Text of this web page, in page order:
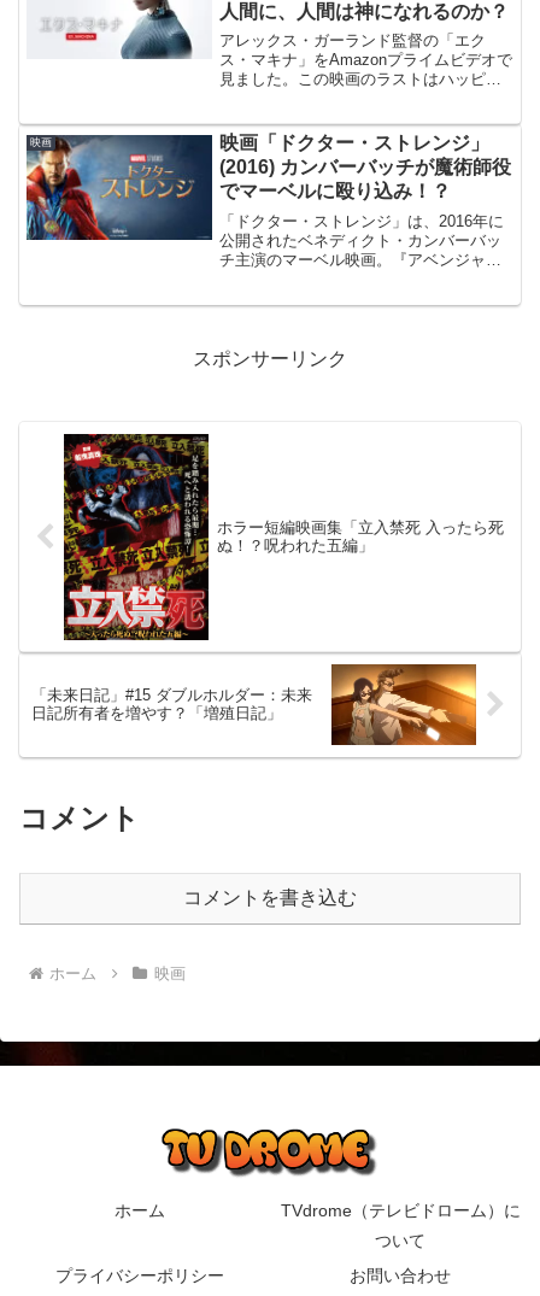
人間に、人間は神になれるのか？
アレックス・ガーランド監督の「エク
ス・マキナ」をAmazonプライムビデオで
見ました。この映画のラストはハッピー
ネットの声だとバットエンド派も結構い
るみたい。人間視点か...
映画
映画「ドクター・ストレンジ」
(2016) カンバーバッチが魔術師役
でマーベルに殴り込み！？
「ドクター・ストレンジ」は、2016年に
公開されたベネディクト・カンバーバッ
チ主演のマーベル映画。『アベンジャー
スポンサーリンク
ホラー短編映画集「立入禁死 入ったら死
ぬ！？呪われた五編」
「未来日記」#15 ダブルホルダー：未来
日記所有者を増やす？「増殖日記」
コメント
コメントを書き込む
ホーム 映画
ホーム
TVdrome（テレビドローム）に
ついて
プライバシーポリシー
お問い合わせ